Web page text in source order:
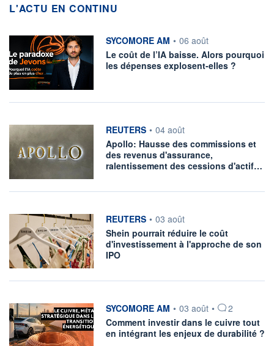
L'ACTU EN CONTINU
information fournie par
SYCOMORE AM • 06 août
Le coût de l’IA baisse. Alors pourquoi
les dépenses explosent-elles ?
information fournie par
REUTERS • 04 août
Apollo: Hausse des commissions et
des revenus d'assurance,
ralentissement des cessions d'actif…
information fournie par
REUTERS • 03 août
Shein pourrait réduire le coût
d'investissement à l'approche de son
IPO
information fournie par
SYCOMORE AM • 03 août •
2
Comment investir dans le cuivre tout
en intégrant les enjeux de durabilité ?